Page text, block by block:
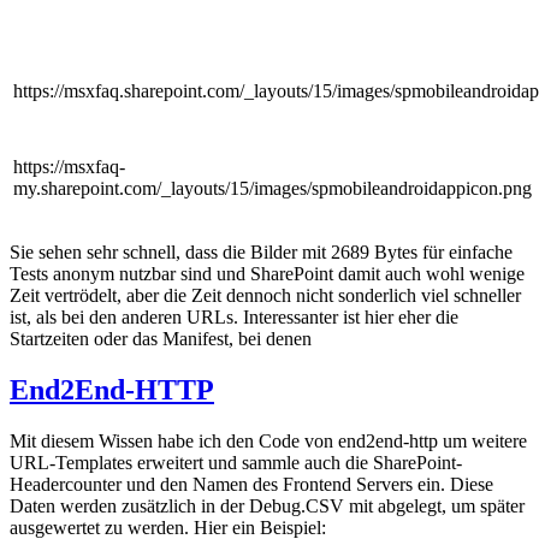
https://msxfaq.sharepoint.com/_layouts/15/images/
https://msxfaq-
my.sharepoint.com/_layouts/15/images/spmobileandroidappicon.png
Sie sehen sehr schnell, dass die Bilder mit 2689 Bytes für einfache
Tests anonym nutzbar sind und SharePoint damit auch wohl wenige
Zeit vertrödelt, aber die Zeit dennoch nicht sonderlich viel schneller
ist, als bei den anderen URLs. Interessanter ist hier eher die
Startzeiten oder das Manifest, bei denen
End2End-HTTP
Mit diesem Wissen habe ich den Code von end2end-http um weitere
URL-Templates erweitert und sammle auch die SharePoint-
Headercounter und den Namen des Frontend Servers ein. Diese
Daten werden zusätzlich in der Debug.CSV mit abgelegt, um später
ausgewertet zu werden. Hier ein Beispiel: